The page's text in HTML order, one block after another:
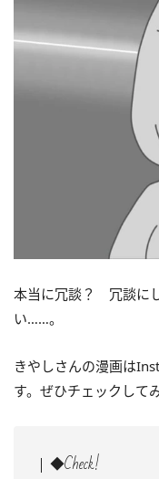
本当に冗談？ 冗談に
い……。
きやしさんの漫画は
す。ぜひチェックして
◆Check!